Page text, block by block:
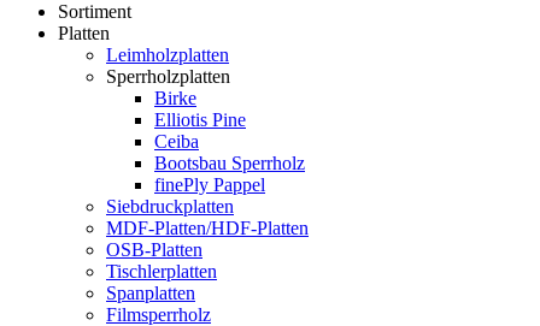
Sortiment
Platten
Leimholzplatten
Sperrholzplatten
Birke
Elliotis Pine
Ceiba
Bootsbau Sperrholz
finePly Pappel
Siebdruckplatten
MDF-Platten/HDF-Platten
OSB-Platten
Tischlerplatten
Spanplatten
Filmsperrholz